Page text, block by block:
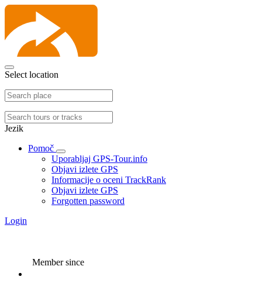
Select location
Jezik
Pomoč
Uporabljaj GPS-Tour.info
Objavi izlete GPS
Informacije o oceni TrackRank
Objavi izlete GPS
Forgotten password
Login
Member since